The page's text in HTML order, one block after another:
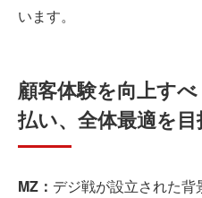
います。
顧客体験を向上す
払い、全体最適を
MZ： デジ戦が設立された背